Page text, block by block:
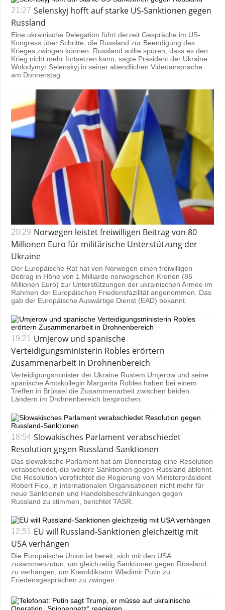
21:27 Selenskyj hofft auf starke US-Sanktionen gegen
Russland
Eine ukrainische Delegation führt derzeit Gespräche im US-
Kongress über Schritte, die Russland zur Beendigung des
Krieges zwingen können. Russland sollte spüren, dass es den
Krieg nicht mehr fortsetzen kann, sagte Präsident der Ukraine
Wolodymyr Selenskyj in seiner abendlichen Videoansprache
am Donnerstag.
20:29 Norwegen leistet freiwilligen Beitrag von 80
Millionen Euro für militärische Unterstützung der
Ukraine
Der Europäische Rat hat von Norwegen einen freiwilligen
Beitrag in Höhe von 1 Milliarde norwegischen Kronen (86
Millionen Euro) zur Unterstützungen der ukrainischen Armee im
Rahmen der Europäischen Friedensfazilität angenommen. Das
gab der Europäische Auswärtige Dienst (EAD) bekannt.
19:21
Umjerow und spanische
Verteidigungsministerin Robles erörtern
Zusammenarbeit in Drohnenbereich
Verteidigungsminister der Ukraine Rustem Umjerow und seine
spanische Amtskollegin Margarita Robles haben bei einem
Treffen in Brüssel die Zusammenarbeit zwischen beiden
Ländern im Drohnenbereich besprochen.
18:54 Slowakisches Parlament verabschiedet
Resolution gegen Russland-Sanktionen
Das slowakische Parlament hat am Donnerstag eine Resolution
verabschiedet, die weitere Sanktionen gegen Russland ablehnt.
Die Resolution verpflichtet die Regierung von Ministerpräsident
Robert Fico, in internationalen Organisationen nicht mehr für
neue Sanktionen und Handelsbeschränkungen gegen
Russland zu stimmen, berichtetTASR
12:51
EU will Russland-Sanktionen gleichzeitig mit
USA verhängen
Die Europäische Union ist bereit, sich mit den USA
zusammenzutun, um gleichzeitig Sanktionen gegen Russland
zu verhängen, um Kremldiktator Wladimir Putin zu
Friedensgesprächen zu zwingen.